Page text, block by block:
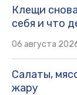
Клещи
себя и что
06 августа
Салаты,
жару